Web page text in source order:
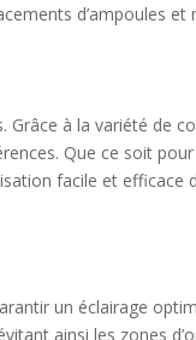
d’ampoules
à la variété de
Que ce soit
facile et efficace
un éclairage
ainsi les zones